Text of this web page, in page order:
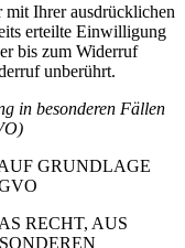
mit Ihrer ausdrücklichen
erteilte Einwilligung
bis zum Widerruf
unberührt.
in besonderen Fällen
GRUNDLAGE
RECHT, AUS